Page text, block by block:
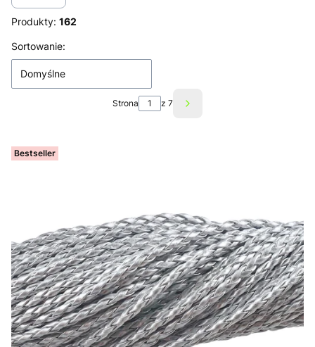
Produkty: 162
Lista produktów
Sortowanie:
Domyślne
Strona z 7 Następne produkty
Bestseller